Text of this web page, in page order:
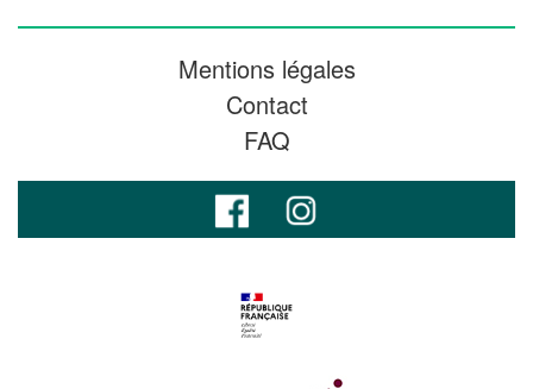
Mentions légales
Contact
FAQ